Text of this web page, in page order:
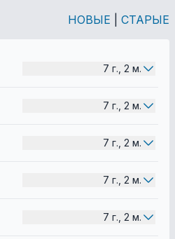
НОВЫЕ СТАРЫЕ
7 г., 2 м.
7 г., 2 м.
7 г., 2 м.
7 г., 2 м.
7 г., 2 м.